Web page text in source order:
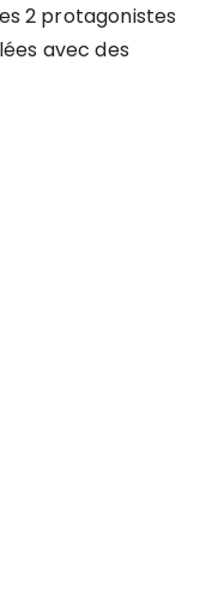
2 protagonistes
avec des